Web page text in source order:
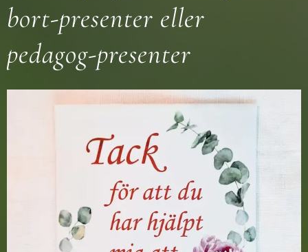
bort-presenter eller
pedagog-presenter